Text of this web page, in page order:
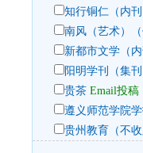
知行铜仁（内刊
南风（艺术）（
新都市文学（内
阳明学刊（集刊
贵茶 Email投稿
遵义师范学院
贵州教育（不收